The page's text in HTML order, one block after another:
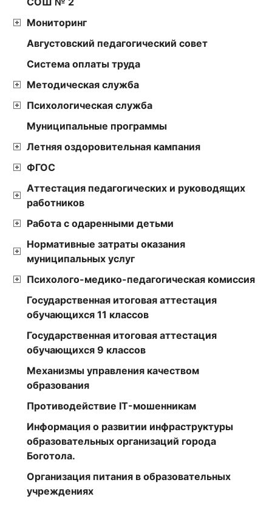
Мониторинг
Августовский педагогический совет
Cистема оплаты труда
Методическая служба
Психологическая служба
Муниципальные программы
Летняя оздоровительная кампания
ФГОС
Аттестация педагогических и руководящих
работников
Работа с одаренными детьми
Нормативные затраты оказания
муниципальных услуг
Психолого-медико-педагогическая комиссия
Государственная итоговая аттестация
обучающихся 11 классов
Государственная итоговая аттестация
обучающихся 9 классов
Механизмы управления качеством
образования
Противодействие IT-мошенникам
Информация о развитии инфраструктуры
образовательных организаций города
Боготола.
Организация питания в образовательных
учреждениях